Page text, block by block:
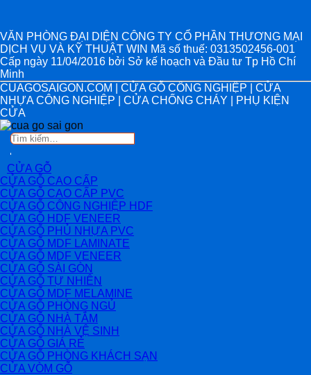
VĂN PHÒNG ĐẠI DIỆN CÔNG TY CỔ PHẦN THƯƠNG MẠI
DỊCH VỤ VÀ KỸ THUẬT WIN Mã số thuế: 0313502456-001
Cấp ngày 11/04/2016 bởi Sở kế hoạch và Đầu tư Tp Hồ Chí
Minh
CUAGOSAIGON.COM | CỬA GỖ CÔNG NGHIỆP | CỬA
NHỰA CÔNG NGHIỆP | CỬA CHỐNG CHÁY | PHỤ KIỆN
CỬA
Tìm
CỬA GỖ
CỬA GỖ CAO CẤP
CỬA GỖ CAO CẤP PVC
CỬA GỖ CÔNG NGHIỆP HDF
CỬA GỖ HDF VENEER
CỬA GỖ PHỦ NHỰA PVC
CỬA GỖ MDF LAMINATE
CỬA GỖ MDF VENEER
CỬA GỖ SÀI GÒN
CỬA GỖ TỰ NHIÊN
CỬA GỖ MDF MELAMINE
CỬA GỖ PHÒNG NGỦ
CỬA GỖ NHÀ TẮM
CỬA GỖ NHÀ VỆ SINH
CỬA GỖ GIÁ RẺ
CỬA GỖ PHÒNG KHÁCH SẠN
CỬA VÒM GỖ